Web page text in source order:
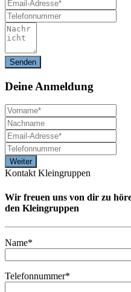
Deine Anmeldung
Kontakt Kleingruppen
Wir freuen uns von dir zu
den Kleingruppen
Name*
Telefonnummer*